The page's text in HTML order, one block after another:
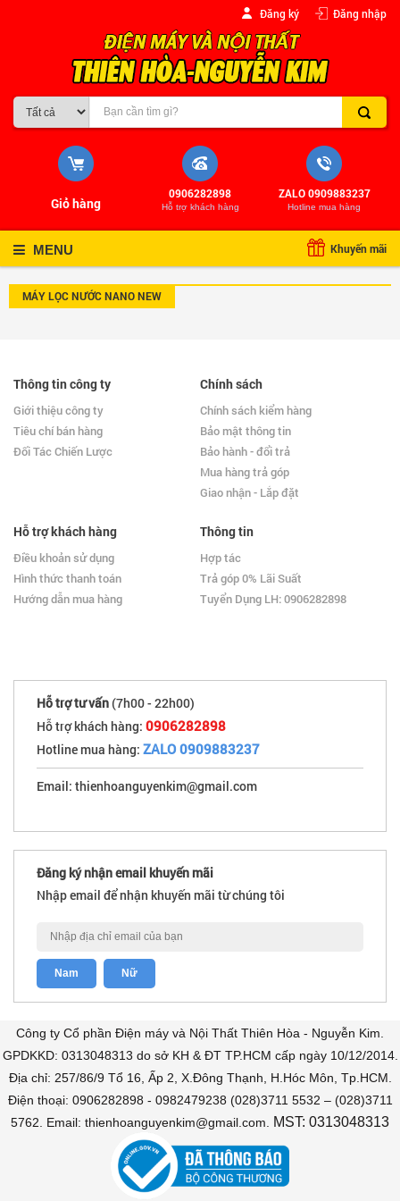
Đăng ký Đăng nhập
ZALO 0909883237
Hotline mua hàng
0906282898
Hỗ trợ khách hàng
Giỏ hàng
Khuyến mãi
MENU
MÁY LỌC NƯỚC NANO NEW
Thông tin công ty
Giới thiệu công ty
Tiêu chí bán hàng
Đối Tác Chiến Lược
Chính sách
Chính sách kiểm hàng
Bảo mật thông tin
Bảo hành - đổi trả
Mua hàng trả góp
Giao nhận - Lắp đặt
Hỗ trợ khách hàng
Điều khoản sử dụng
Hình thức thanh toán
Hướng dẫn mua hàng
Thông tin
Hợp tác
Trả góp 0% Lãi Suất
Tuyển Dụng LH: 0906282898
Hỗ trợ tư vấn (7h00 - 22h00)
Hỗ trợ khách hàng: 0906282898
Hotline mua hàng: ZALO 0909883237
Email: thienhoanguyenkim@gmail.com
Đăng ký nhận email khuyến mãi
Nhập email để nhận khuyến mãi từ chúng tôi
Công ty Cổ phần Điện máy và Nội Thất Thiên Hòa - Nguyễn Kim.
GPDKKD: 0313048313 do sở KH & ĐT TP.HCM cấp ngày 10/12/2014.
Địa chỉ: 257/86/9 Tổ 16, Ấp 2, X.Đông Thạnh, H.Hóc Môn, Tp.HCM.
Điện thoại: 0906282898 - 0982479238 (028)3711 5532 – (028)3711
5762. Email: thienhoanguyenkim@gmail.com.
MST: 0313048313